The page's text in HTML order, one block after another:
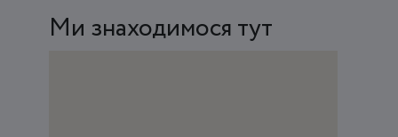
Ми знаходимося тут